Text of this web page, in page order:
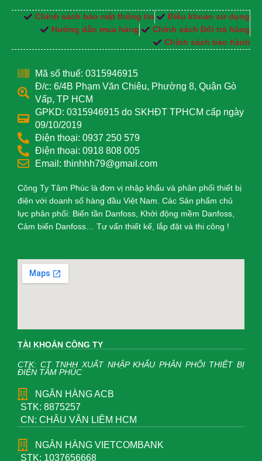
Chính sách bảo mật thông tin
Điều khoản sử dụng
Hướng dẫn mua hàng
Chính sách Đổi trả hàng
Chính sách bảo hành
Mã số thuế: 0315946915
Đ/c: 6/4B Phạm Văn Chiêu, Phường 8, Quận Gò
Vấp, TP HCM
GPKD: 0315946915 do SKHĐT TPHCM cấp ngày
09/10/2019
Điện thoại: 0937 250 579
Điện thoại: 0918 808 005
Email: thinhhh79@gmail.com
Công Ty Tâm Phúc là đơn vị nhập khẩu và phân phối thiết bị
điện với doanh số hàng đầu Việt Nam. Các Sản phẩm chủ
lực phân phối: Biến tần Danfoss, Khởi động mềm Danfoss,
Cảm biến Danfoss… Tư vấn thiết kế, lắp đặt và thi công !
TÀI KHOẢN CÔNG TY
CTK: CT TNHH XUẤT NHẬP KHẨU PHÂN PHỐI THIẾT BỊ
ĐIỆN TÂM PHÚC
NGÂN HÀNG ACB
STK: 8875257
CN: CHÂU VĂN LIÊM HCM
NGÂN HÀNG VIETCOMBANK
STK: 1037656668